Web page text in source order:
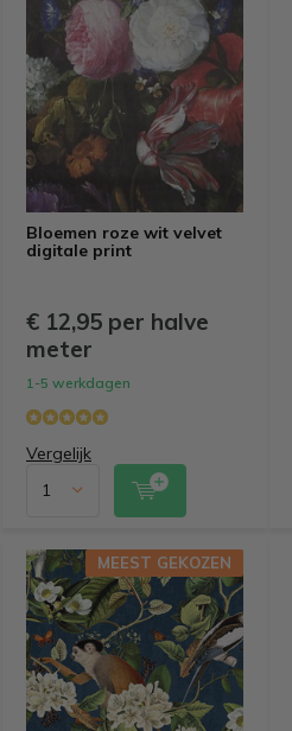
Bloemen roze wit velvet
digitale print
€ 12,95 per halve
meter
1-5 werkdagen
Vergelijk
MEEST GEKOZEN